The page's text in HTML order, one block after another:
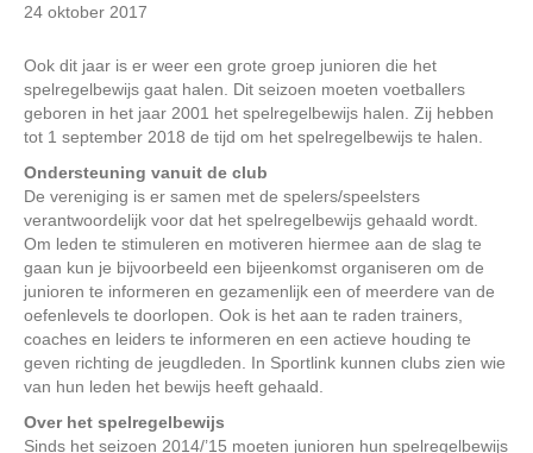
24 oktober 2017
Ook dit jaar is er weer een grote groep junioren die het
spelregelbewijs gaat halen. Dit seizoen moeten voetballers
geboren in het jaar 2001 het spelregelbewijs halen. Zij hebben
tot 1 september 2018 de tijd om het spelregelbewijs te halen.
Ondersteuning vanuit de club
De vereniging is er samen met de spelers/speelsters
verantwoordelijk voor dat het spelregelbewijs gehaald wordt.
Om leden te stimuleren en motiveren hiermee aan de slag te
gaan kun je bijvoorbeeld een bijeenkomst organiseren om de
junioren te informeren en gezamenlijk een of meerdere van de
oefenlevels te doorlopen. Ook is het aan te raden trainers,
coaches en leiders te informeren en een actieve houding te
geven richting de jeugdleden. In Sportlink kunnen clubs zien wie
van hun leden het bewijs heeft gehaald.
Over het spelregelbewijs
Sinds het seizoen 2014/’15 moeten junioren hun spelregelbewijs